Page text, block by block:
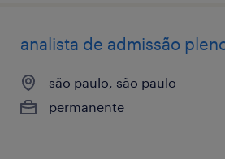
analista de admissão
são paulo, são paulo
permanente